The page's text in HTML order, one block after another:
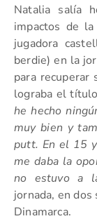
Natalia salía
impactos de
jugadora
berdie) en la
para recuperar
lograba el
he hecho
muy bien y
putt. En el 15
me daba la
no estuvo a
jornada, en
Dinamarca.